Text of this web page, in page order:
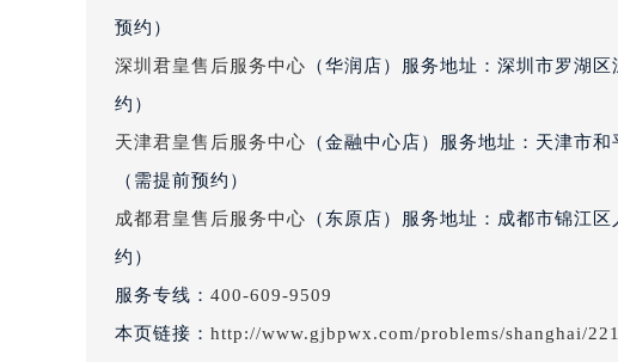
内蒙古自治区包头市青山区幸福路甲3号王府
内蒙古自治区鄂尔多斯市东胜区伊金霍洛街君
内蒙古自治区呼伦贝尔市海拉尔区中央街君皇
内蒙古自治区通辽市科尔沁区明仁大街君皇售
内蒙古自治区兴安盟市乌兰浩特市兴安大街君
预约）
深圳君皇售后服务中心 （华润店）服务地址：深圳市罗湖
约）
天津君皇售后服务中心 （金融中心店）服务地址：天津市
（需提前预约）
成都君皇售后服务中心 （东原店）服务地址：成都市锦江
约）
服务专线： 400-609-9509
本页链接： http://www.gjbpwx.com/problems/shanghai/